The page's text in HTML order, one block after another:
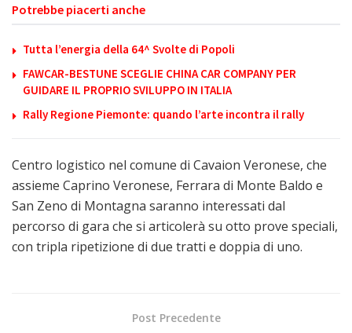
Potrebbe piacerti anche
Tutta l’energia della 64^ Svolte di Popoli
FAWCAR-BESTUNE SCEGLIE CHINA CAR COMPANY PER
GUIDARE IL PROPRIO SVILUPPO IN ITALIA
Rally Regione Piemonte: quando l’arte incontra il rally
Centro logistico nel comune di Cavaion Veronese, che
assieme Caprino Veronese, Ferrara di Monte Baldo e
San Zeno di Montagna saranno interessati dal
percorso di gara che si articolerà su otto prove speciali,
con tripla ripetizione di due tratti e doppia di uno.
Post Precedente